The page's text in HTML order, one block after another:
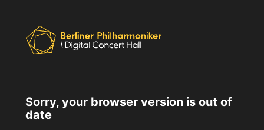
Sorry, your browser version is out of
date